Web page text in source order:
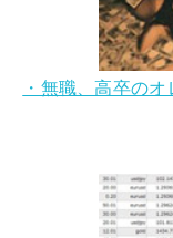
・無職、高卒の